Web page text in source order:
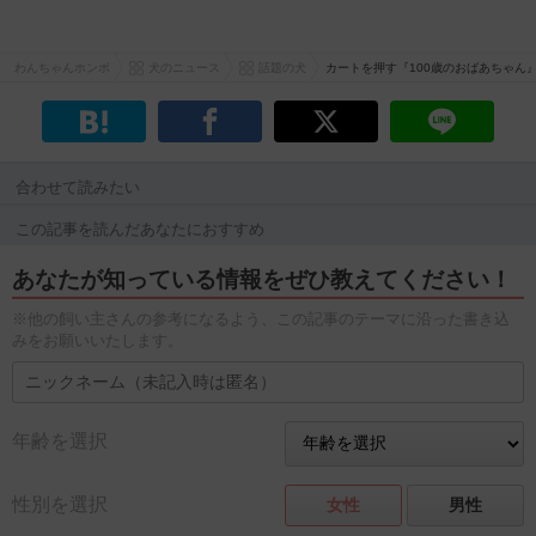
カートを押す『100歳のおばあちゃん
合わせて読みたい
この記事を読んだあなたにおすすめ
あなたが知っている情報をぜひ教えてください！
※他の飼い主さんの参考になるよう、この記事のテーマに沿った書き込
みをお願いいたします。
年齢を選択
性別を選択 女性 男性